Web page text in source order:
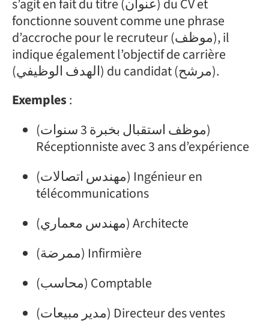
s’agit en fait du titre (عنوان) du CV et
fonctionne souvent comme une phrase
d’accroche pour le recruteur (موظف), il
indique également l’objectif de carrière
(الهدف الوظيفي) du candidat (مرشح).
Exemples:
(موظف استقبال بخبرة 3 سنوات)
Réceptionniste avec 3 ans d’expérience
(مهندس اتصالات) Ingénieur en
télécommunications
(مهندس معماري) Architecte
(ممرضة) Infirmière
(محاسب) Comptable
(مدير مبيعات) Directeur des ventes